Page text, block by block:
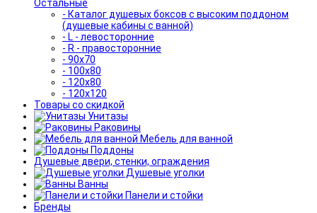
Остальные
- Каталог душевых боксов с высоким поддоном
(душевые кабины с ванной)
- L - левосторонние
- R - правосторонние
- 90x70
- 100x80
- 120x80
- 120x120
Товары со скидкой
Унитазы
Раковины
Мебель для ванной
Поддоны
Душевые двери, стенки, ограждения
Душевые уголки
Ванны
Панели и стойки
Бренды